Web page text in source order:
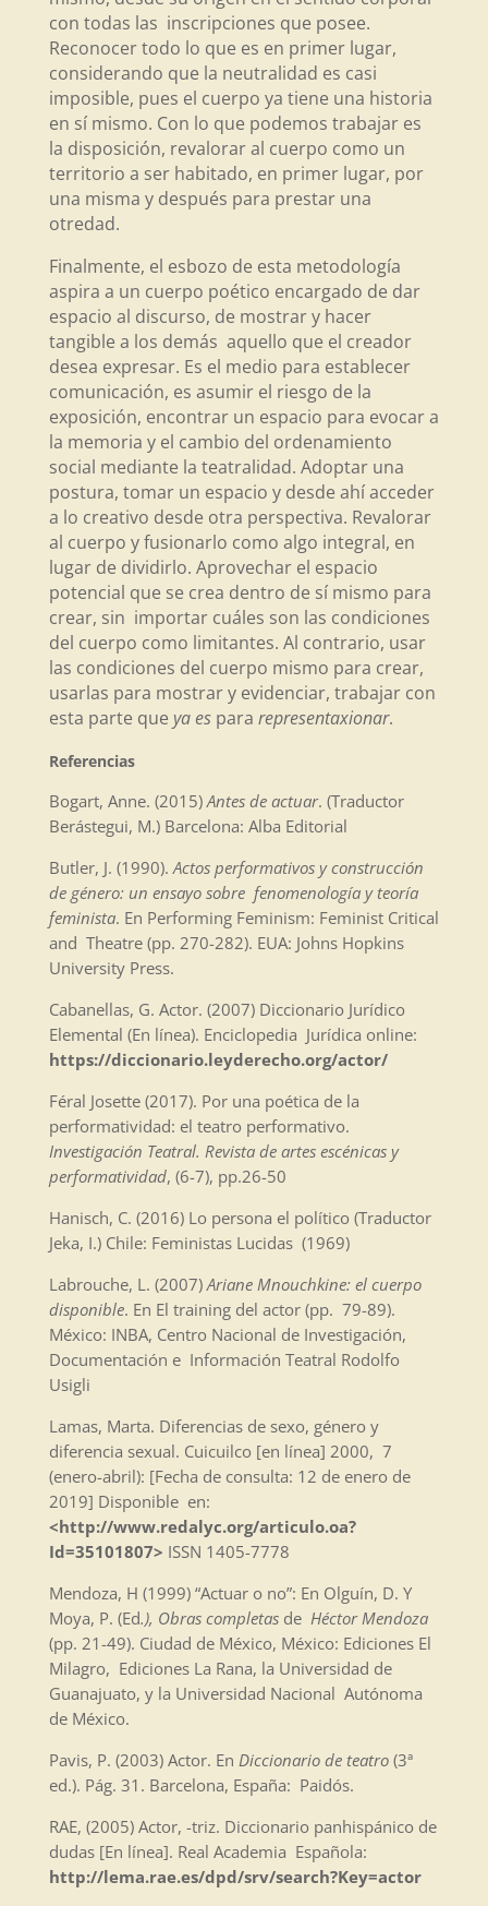
con todas las inscripciones que posee.
Reconocer todo lo que es en primer lugar,
considerando que la neutralidad es casi
imposible, pues el cuerpo ya tiene una historia
en sí mismo. Con lo que podemos trabajar es
la disposición, revalorar al cuerpo como un
territorio a ser habitado, en primer lugar, por
una misma y después para prestar una
otredad.
Finalmente, el esbozo de esta metodología
aspira a un cuerpo poético encargado de dar
espacio al discurso, de mostrar y hacer
tangible a los demás aquello que el creador
desea expresar. Es el medio para establecer
comunicación, es asumir el riesgo de la
exposición, encontrar un espacio para evocar a
la memoria y el cambio del ordenamiento
social mediante la teatralidad. Adoptar una
postura, tomar un espacio y desde ahí acceder
a lo creativo desde otra perspectiva. Revalorar
al cuerpo y fusionarlo como algo integral, en
lugar de dividirlo. Aprovechar el espacio
potencial que se crea dentro de sí mismo para
crear, sin importar cuáles son las condiciones
del cuerpo como limitantes. Al contrario, usar
las condiciones del cuerpo mismo para crear,
usarlas para mostrar y evidenciar, trabajar con
esta parte que ya espara representaxionar.
Referencias
Bogart, Anne. (2015)Antes de actuar. (Traductor
Berástegui, M.) Barcelona: Alba Editorial
Butler, J. (1990).Actos performativos y construcción
de género: un ensayo sobre fenomenología y teoría
feminista. En Performing Feminism: Feminist Critical
and Theatre (pp. 270-282). EUA: Johns Hopkins
University Press.
Cabanellas, G. Actor. (2007) Diccionario Jurídico
Elemental (En línea). Enciclopedia Jurídica online:
https://diccionario.leyderecho.org/actor/
Féral Josette (2017). Por una poética de la
performatividad: el teatro performativo.
Investigación Teatral. Revista de artes escénicas y
performatividad, (6-7), pp.26-50
Hanisch, C. (2016) Lo persona el político (Traductor
Jeka, I.) Chile: Feministas Lucidas (1969)
Labrouche, L. (2007)Ariane Mnouchkine: el cuerpo
disponible. En El training del actor (pp. 79-89).
México: INBA, Centro Nacional de Investigación,
Documentación e Información Teatral Rodolfo
Usigli
Lamas, Marta. Diferencias de sexo, género y
diferencia sexual. Cuicuilco [en línea] 2000, 7
(enero-abril): [Fecha de consulta: 12 de enero de
2019] Disponible en:
<http://www.redalyc.org/articulo.oa?
Id=35101807> ISSN 1405-7778
Mendoza, H (1999) “Actuar o no”: En Olguín, D. Y
Moya, P. (Ed.), Obras completas de Héctor Mendoza
(pp. 21-49). Ciudad de México, México: Ediciones El
Milagro, Ediciones La Rana, la Universidad de
Guanajuato, y la Universidad Nacional Autónoma
de México.
Pavis, P. (2003) Actor. En Diccionario de teatro (3ª
ed.). Pág. 31. Barcelona, España: Paidós.
RAE, (2005) Actor, -triz. Diccionario panhispánico de
dudas [En línea]. Real Academia Española:
http://lema.rae.es/dpd/srv/search?Key=actor